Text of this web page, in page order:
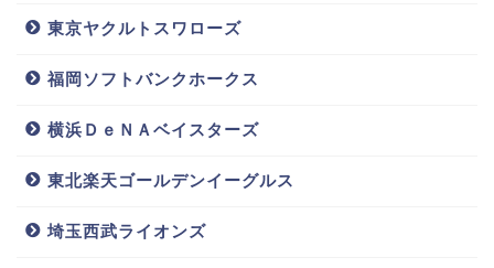
東京ヤクルトスワローズ
福岡ソフトバンクホークス
横浜ＤｅＮＡベイスターズ
東北楽天ゴールデンイーグルス
埼玉西武ライオンズ